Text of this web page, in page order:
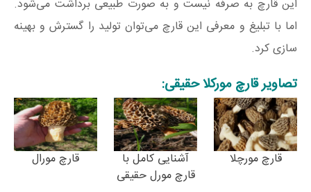
این قارچ به صرفه نیست و به صورت طبیعی برداشت می‌شود.
اما با تبلیغ و معرفی این قارچ می‌توان تولید را گسترش و بهینه
سازی کرد.
تصاویر قارچ مورکلا حقیقی:
قارچ مورچلا
آشنایی کامل با
قارچ مورل حقیقی
قارچ مورال